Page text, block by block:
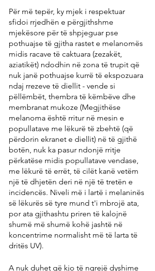
Për më tepër, ky mjek i respektuar
sfidoi rrjedhën e përgjithshme
mjekësore për të shpjeguar pse
pothuajse të gjitha rastet e melanomës
midis racave të caktuara (zezakët,
aziatikët) ndodhin në zona të trupit që
nuk janë pothuajse kurrë të ekspozuara
ndaj rrezeve të diellit - vende si
pëllëmbët, thembra të këmbëve dhe
membranat mukoze (Megjithëse
melanoma është rritur në mesin e
popullatave me lëkurë të zbehtë (që
përdorin ekranet e diellit) në të gjithë
botën, nuk ka pasur ndonjë rritje
përkatëse midis popullatave vendase,
me lëkurë të errët, të cilët kanë vetëm
një të dhjetën deri në një të tretën e
incidencës. Niveli më i lartë i melaninës
së lëkurës së tyre mund t'i mbrojë ata,
por ata gjithashtu priren të kalojnë
shumë më shumë kohë jashtë në
koncentrime normalisht më të larta të
dritës UV).
A nuk duhet që kjo të ngrejë dyshime